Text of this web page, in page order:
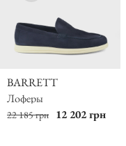
BARRETT
Лоферы
22 185 грн 12 202 грн